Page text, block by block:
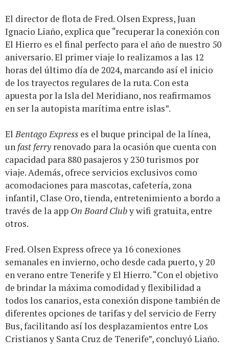
El director de flota de Fred. Olsen Express, Juan
Ignacio Liaño, explica que “recuperar la conexión con
El Hierro es el final perfecto para el año de nuestro 50
aniversario. El primer viaje lo realizamos a las 12
horas del último día de 2024, marcando así el inicio
de los trayectos regulares de la ruta. Con esta
apuesta por la Isla del Meridiano, nos reafirmamos
en ser la autopista marítima entre islas”.
ElBentago Express es el buque principal de la línea,
un fast ferryrenovado para la ocasión que cuenta con
capacidad para 880 pasajeros y 230 turismos por
viaje. Además, ofrece servicios exclusivos como
acomodaciones para mascotas, cafetería, zona
infantil, Clase Oro, tienda, entretenimiento a bordo a
través de la app On Board Cluby wifi gratuita, entre
otros.
Fred. Olsen Express ofrece ya 16 conexiones
semanales en invierno, ocho desde cada puerto, y 20
en verano entre Tenerife y El Hierro. “Con el objetivo
de brindar la máxima comodidad y flexibilidad a
todos los canarios, esta conexión dispone también de
diferentes opciones de tarifas y del servicio de Ferry
Bus, facilitando así los desplazamientos entre Los
Cristianos y Santa Cruz de Tenerife”, concluyó Liaño.